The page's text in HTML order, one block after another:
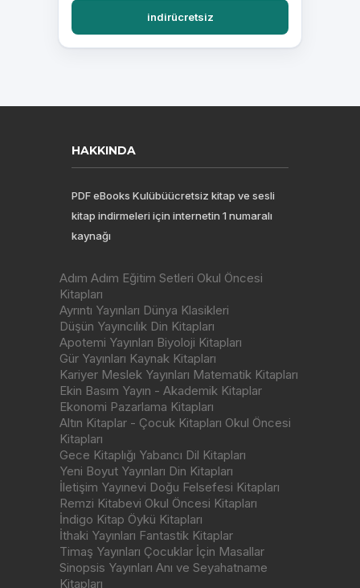
indirücretsiz
HAKKINDA
PDF eBooks Kulübüücretsiz kitap ve sesli
kitap indirmeleri için internetin 1 numaralı
kaynağı
Adım Adım Eğitim Setleri Okul Öncesi
Kitapları
Ayrıntı Yayınları Dünya Klasikleri
Düşün Yayıncılık Din Kitapları
Apotemi Yayınları Biyoloji Kitapları
Gür Yayınları Kaynak Kitapları
Kariyer Meslek Yayınları Matematik Kitapları
Ekin Basım Yayın - Akademik Kitaplar
Ekonomi Pazarlama Kitapları
Altın Kitaplar - Çocuk Kitapları Okul Öncesi
Kitapları
Gece Kitaplığı Yabancı Dil Kitapları
Yeni Boyut Yayınları Din Kitapları
İletişim Yayınevi Doğu Felsefesi Kitapları
Remzi Kitabevi Okul Öncesi Kitapları
İndigo Kitap Öykü Kitapları
İthaki Yayınları Fantastik Kitaplar
Timaş Yayınları Çocuklar İçin Masallar
Sinopsis Yayınları Anı ve Seyahatname
Kitapları